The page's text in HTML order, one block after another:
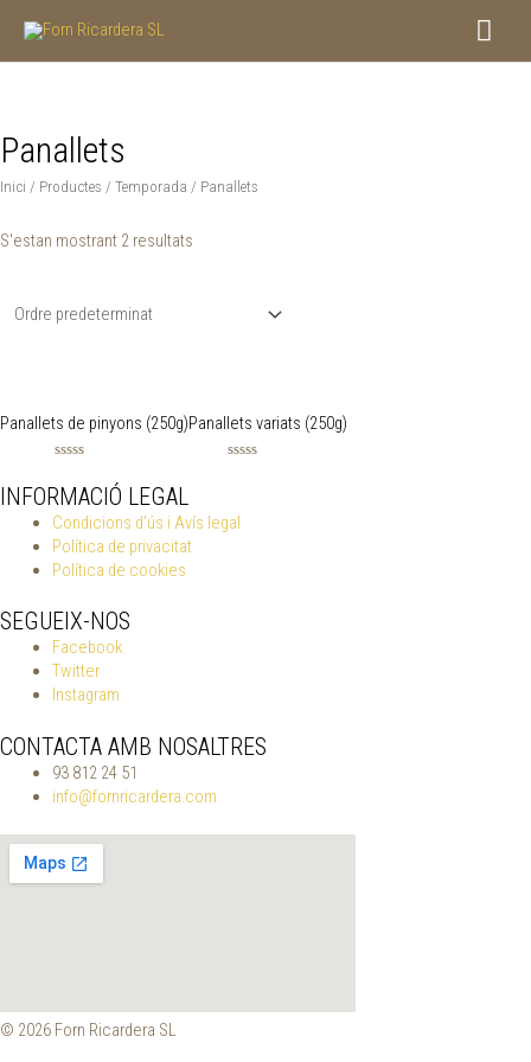
contingut
Panallets
Inici / Productes / Temporada / Panallets
S'estan mostrant 2 resultats
Panallets de pinyons (250g)
amb
0
de
5
Panallets variats (250g)
de
5
INFORMACIÓ LEGAL
Condicions d'ús i Avís legal
Política de privacitat
Política de cookies
SEGUEIX-NOS
Facebook
Twitter
Instagram
CONTACTA AMB NOSALTRES
93 812 24 51
info@fornricardera.com
© 2026 Forn Ricardera SL